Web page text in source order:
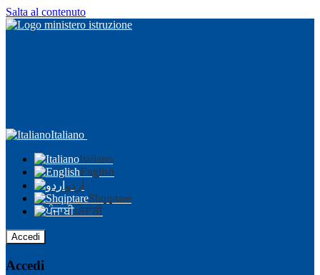
Salta al contenuto
Italiano
Italiano
English
اردو
Shqiptare
ਪੰਜਾਬੀ
Accedi
Accedi